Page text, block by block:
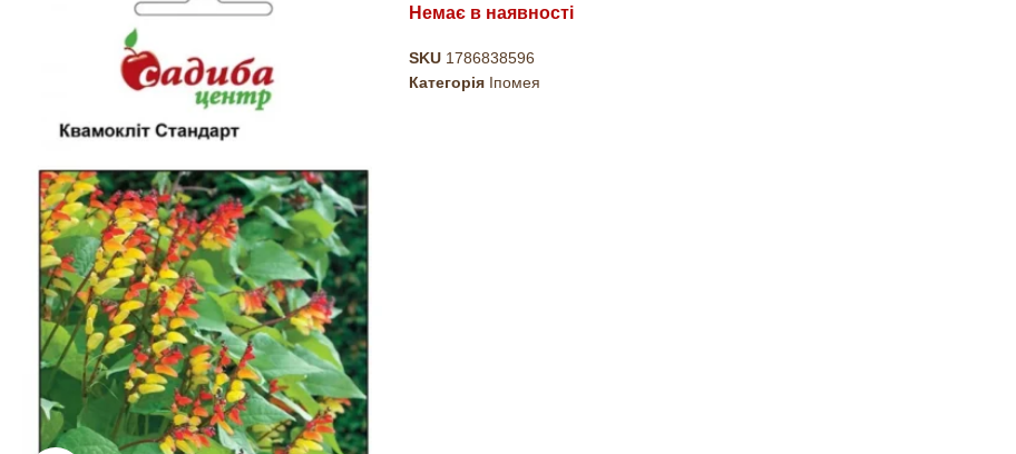
Немає в наявності
SKU 1786838596
Категорія Іпомея